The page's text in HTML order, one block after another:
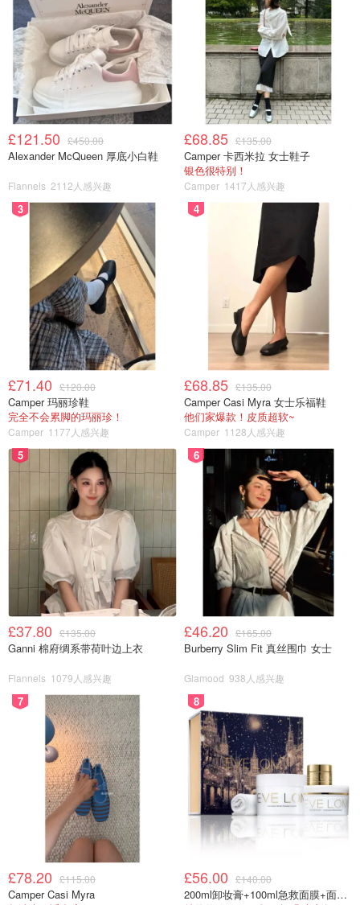
£121.50 £450.00
Alexander McQueen 厚底小白鞋
Flannels 2112人感兴趣
£68.85 £135.00
Camper 卡西米拉 女士鞋子
银色很特别！
Camper 1417人感兴趣
3
£71.40 £120.00
Camper 玛丽珍鞋
完全不会累脚的玛丽珍！
Camper 1177人感兴趣
4
£68.85 £135.00
Camper Casi Myra 女士乐福鞋
他们家爆款！皮质超软~
Camper 1128人感兴趣
5
£37.80 £135.00
Ganni 棉府绸系带荷叶边上衣
Flannels 1079人感兴趣
6
£46.20 £165.00
Burberry Slim Fit 真丝围巾 女士
Glamood 938人感兴趣
7
£78.20 £115.00
Camper Casi Myra
8
£56.00 £140.00
200ml卸妆膏+100ml急救面膜+面霜+洁颜布